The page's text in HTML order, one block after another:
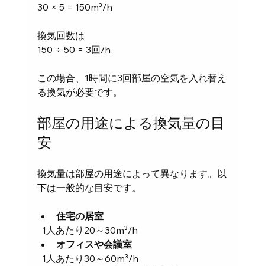
30 × 5 = 150m³/h
換気回数は
150 ÷ 50 = 3回/h
この場合、1時間に3回部屋の空気を入れ替え
る換気が必要です。
部屋の用途による換気量の目
安
換気量は部屋の用途によって異なります。以
下は一般的な目安です。
住宅の居室
  1人あたり20～30m³/h
オフィスや会議室
  1人あたり30～60m³/h